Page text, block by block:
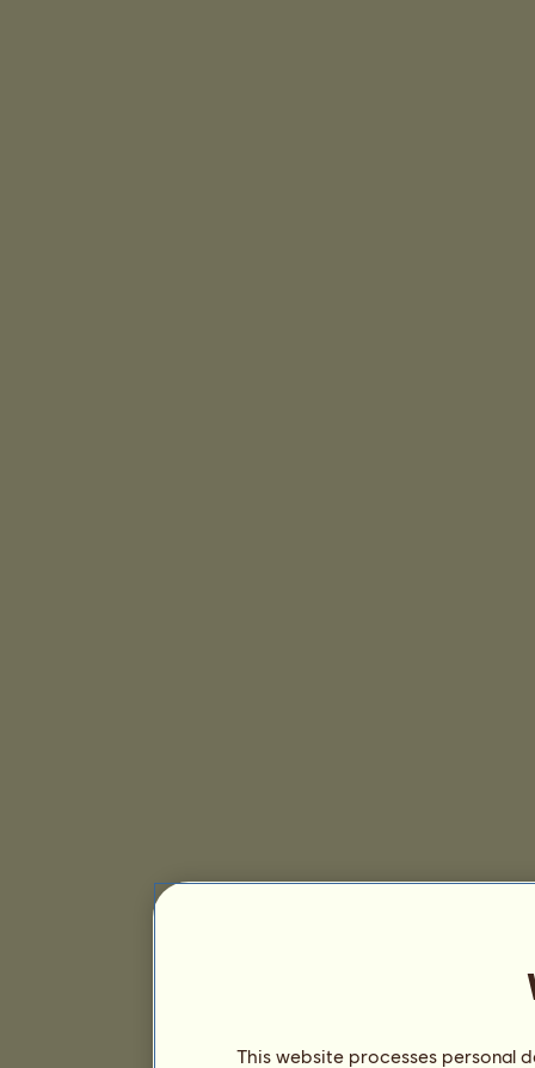
This website processes personal